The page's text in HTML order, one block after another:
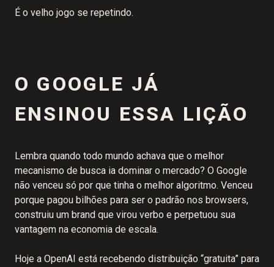
É o velho jogo se repetindo.
O GOOGLE JÁ
ENSINOU ESSA LIÇÃO
Lembra quando todo mundo achava que o melhor
mecanismo de busca ia dominar o mercado? O Google
não venceu só por que tinha o melhor algoritmo. Venceu
porque pagou bilhões para ser o padrão nos browsers,
construiu um brand que virou verbo e perpetuou sua
vantagem na economia de escala.
Hoje a OpenAI está recebendo distribuição “gratuita” para